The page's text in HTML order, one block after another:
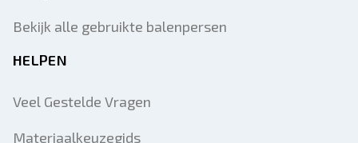
Bekijk alle gebruikte balenpersen
HELPEN
Veel Gestelde Vragen
Materiaalkeuzegids